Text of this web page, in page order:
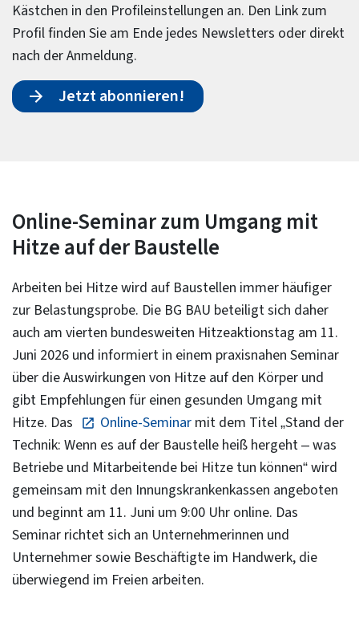
Kästchen in den Profileinstellungen an. Den Link zum
Profil finden Sie am Ende jedes Newsletters oder direkt
nach der Anmeldung.
Jetzt abonnieren!
Online-Seminar zum Umgang mit
Hitze auf der Baustelle
Arbeiten bei Hitze wird auf Baustellen immer häufiger
zur Belastungsprobe. Die BG BAU beteiligt sich daher
auch am vierten bundesweiten Hitzeaktionstag am 11.
Juni 2026 und informiert in einem praxisnahen Seminar
über die Auswirkungen von Hitze auf den Körper und
gibt Empfehlungen für einen gesunden Umgang mit
Hitze. Das
Online-Seminar mit dem Titel „Stand der
Technik: Wenn es auf der Baustelle heiß hergeht – was
Betriebe und Mitarbeitende bei Hitze tun können“ wird
gemeinsam mit den Innungskrankenkassen angeboten
und beginnt am 11. Juni um 9:00 Uhr online. Das
Seminar richtet sich an Unternehmerinnen und
Unternehmer sowie Beschäftigte im Handwerk, die
überwiegend im Freien arbeiten.